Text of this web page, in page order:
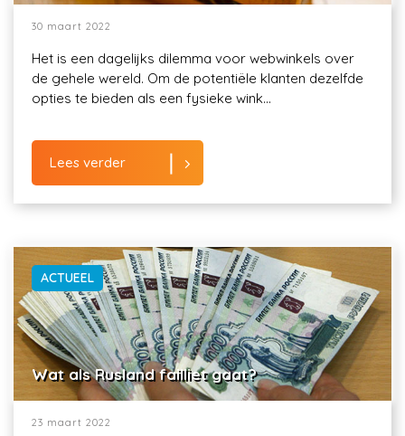
30 maart 2022
Het is een dagelijks dilemma voor webwinkels over
de gehele wereld. Om de potentiële klanten dezelfde
opties te bieden als een fysieke wink...
Lees verder
ACTUEEL
Wat als Rusland failliet gaat?
23 maart 2022